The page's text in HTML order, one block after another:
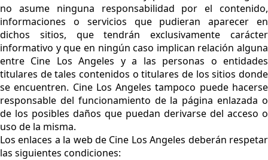
no asume ninguna responsabilidad por el contenido,
informaciones o servicios que pudieran aparecer en
dichos sitios, que tendrán exclusivamente carácter
informativo y que en ningún caso implican relación alguna
entre Cine Los Angeles y a las personas o entidades
titulares de tales contenidos o titulares de los sitios donde
se encuentren. Cine Los Angeles tampoco puede hacerse
responsable del funcionamiento de la página enlazada o
de los posibles daños que puedan derivarse del acceso o
uso de la misma.
Los enlaces a la web de Cine Los Angeles deberán respetar
las siguientes condiciones: